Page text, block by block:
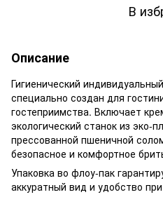
В
Описание
Гигиенический
специально создан для
гостеприимства. Включает
экологический станок из эко-
прессованной пшеничной
безопасное и комфортное
Упаковка во флоу-пак
аккуратный вид и удобство